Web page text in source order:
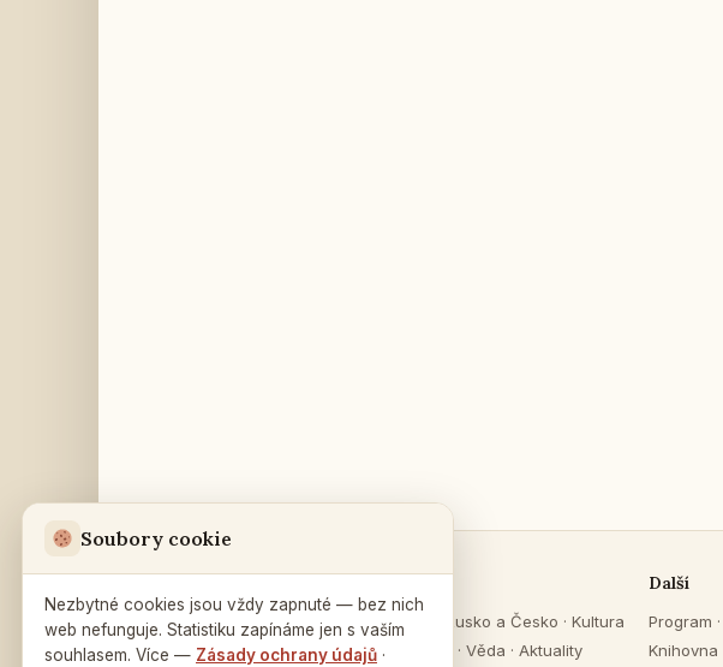
v Praze
Na Zátorce 16
O Rusku Rusko a Česko · Kultura
Vzdělávání
· Věda · Aktuality
Další
Program ·
Knihovna
Soubory cookie
Nezbytné cookies jsou vždy zapnuté — bez nich
web nefunguje. Statistiku zapínáme jen s vaším
souhlasem. Více — Zásady ochrany údajů ·